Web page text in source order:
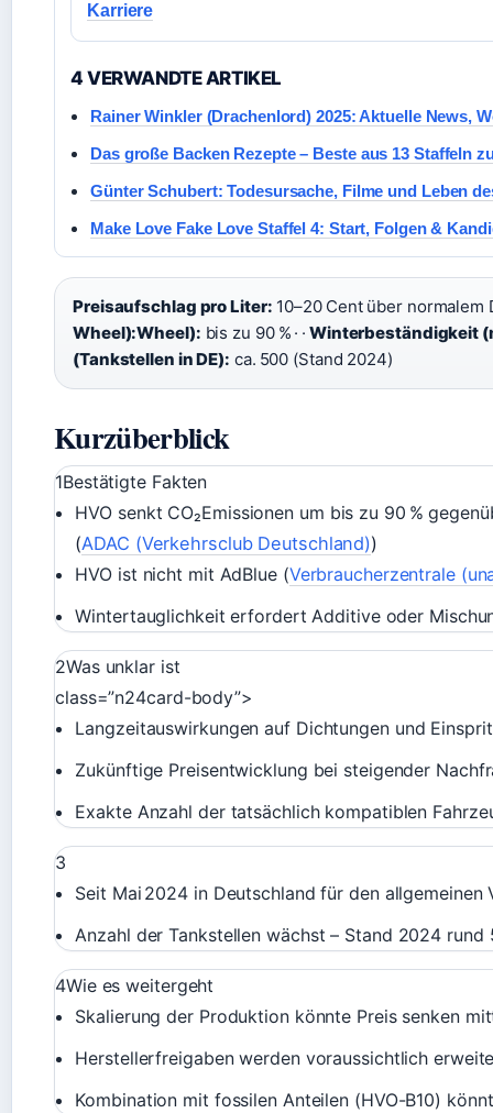
Karriere
4 VERWANDTE ARTIKEL
Rainer Winkler (Drachenlord) 2025: Aktuelle News,
Das große Backen Rezepte – Beste aus 13 Staffeln
Günter Schubert: Todesursache, Filme und Leben
Make Love Fake Love Staffel 4: Start, Folgen &
Preisaufschlag pro Liter: 10–20 Cent über normalem
Wheel):Wheel): bis zu 90 % · · Winterbeständigkeit
(Tankstellen in DE): ca. 500 (Stand 2024)
Kurzüberblick
1Bestätigte Fakten
HVO senkt CO₂Emissionen um bis zu 90 %
(ADAC (Verkehrsclub Deutschland))
HVO ist nicht mit AdBlue (Verbraucherzentrale
Wintertauglichkeit erfordert Additive oder
2Was unklar ist
class=”n24card-body”>
Langzeitauswirkungen auf Dichtungen und
Zukünftige Preisentwicklung bei steigender
Exakte Anzahl der tatsächlich kompatiblen
3
Seit Mai 2024 in Deutschland für den allgemeinen
Anzahl der Tankstellen wächst – Stand 2024
4Wie es weitergeht
Skalierung der Produktion könnte Preis senken
Herstellerfreigaben werden voraussichtlich
Kombination mit fossilen Anteilen (HVO-B10)